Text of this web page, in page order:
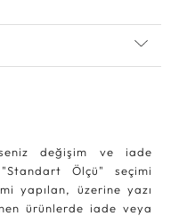
değişim ve iade
"Standart Ölçü" seçimi
yapılan, üzerine yazı
ürünlerde iade veya